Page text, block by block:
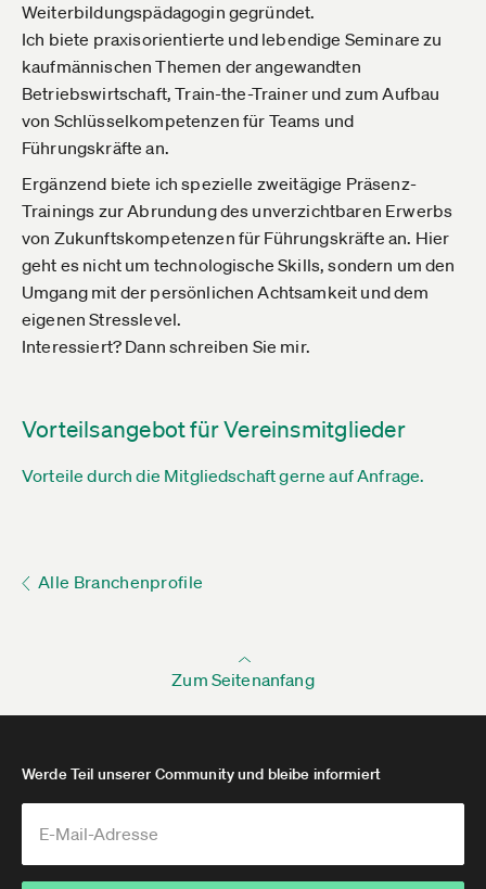
Weiterbildungspädagogin gegründet.
Ich biete praxisorientierte und lebendige Seminare zu
kaufmännischen Themen der angewandten
Betriebswirtschaft, Train-the-Trainer und zum Aufbau
von Schlüsselkompetenzen für Teams und
Führungskräfte an.
Ergänzend biete ich spezielle zweitägige Präsenz-
Trainings zur Abrundung des unverzichtbaren Erwerbs
von Zukunftskompetenzen für Führungskräfte an. Hier
geht es nicht um technologische Skills, sondern um den
Umgang mit der persönlichen Achtsamkeit und dem
eigenen Stresslevel.
Interessiert? Dann schreiben Sie mir.
Vorteilsangebot für Vereinsmitglieder
Vorteile durch die Mitgliedschaft gerne auf Anfrage.
Alle Branchenprofile
Zum Seitenanfang
Werde Teil unserer Community und bleibe informiert